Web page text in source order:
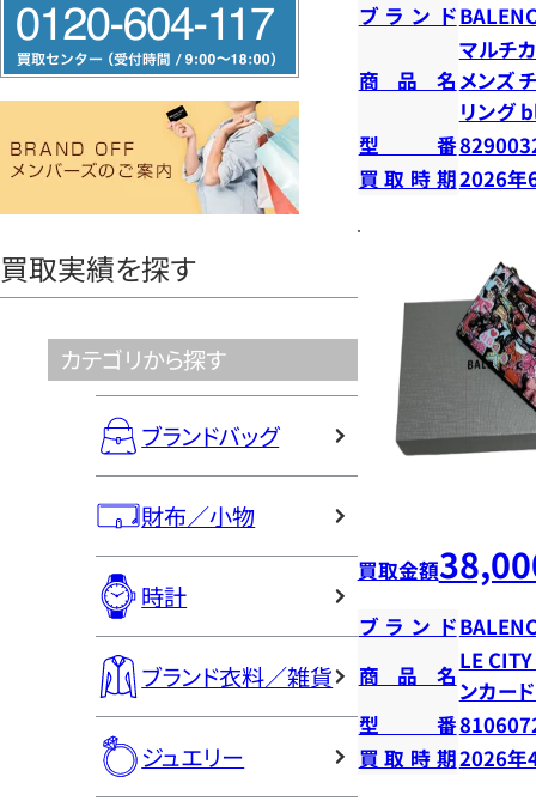
リ
ー
ヤ
買取実績を探す
カテゴリから探す
ブランドバッグ
財布／小物
時計
ブランド衣料／雑貨
ジュエリー
ブランド
商品名
マルチ
メンズ
リング
型番
買取時期2026年
買取金額
ブランド
商品名
LE
ンカー
型番
買取時期2026年